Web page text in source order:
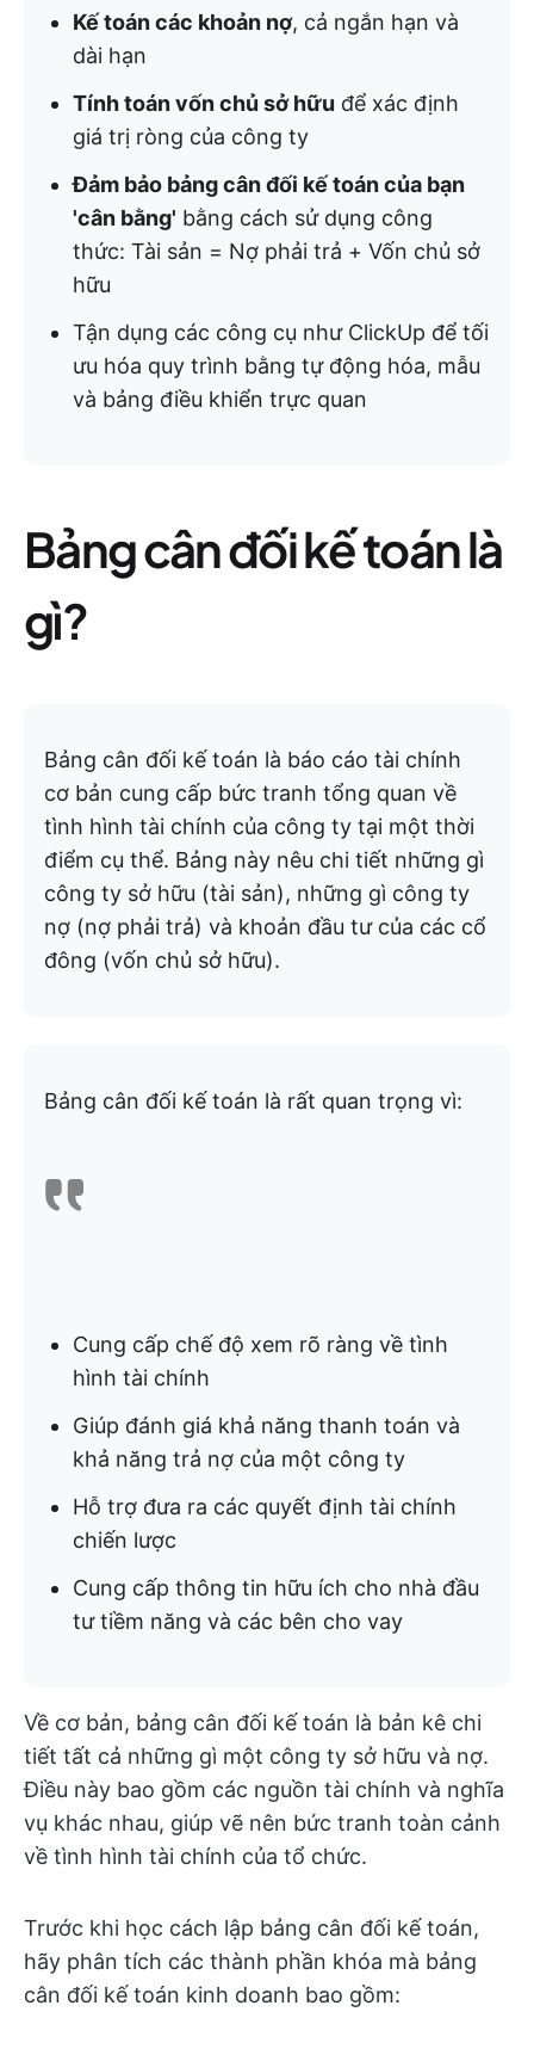
Kế toán các khoản nợ, cả ngắn hạn và
dài hạn
Tính toán vốn chủ sở hữu để xác định
giá trị ròng của công ty
Đảm bảo bảng cân đối kế toán của bạn
'cân bằng' bằng cách sử dụng công
thức: Tài sản = Nợ phải trả + Vốn chủ sở
hữu
Tận dụng các công cụ như ClickUp để tối
ưu hóa quy trình bằng tự động hóa, mẫu
và bảng điều khiển trực quan
Bảng cân đối kế toán là
gì?
Bảng cân đối kế toán là báo cáo tài chính
cơ bản cung cấp bức tranh tổng quan về
tình hình tài chính của công ty tại một thời
điểm cụ thể. Bảng này nêu chi tiết những gì
công ty sở hữu (tài sản), những gì công ty
nợ (nợ phải trả) và khoản đầu tư của các cổ
đông (vốn chủ sở hữu).
Bảng cân đối kế toán là rất quan trọng vì:
Cung cấp chế độ xem rõ ràng về tình
hình tài chính
Giúp đánh giá khả năng thanh toán và
khả năng trả nợ của một công ty
Hỗ trợ đưa ra các quyết định tài chính
chiến lược
Cung cấp thông tin hữu ích cho nhà đầu
tư tiềm năng và các bên cho vay
Về cơ bản, bảng cân đối kế toán là bản kê chi
tiết tất cả những gì một công ty sở hữu và nợ.
Điều này bao gồm các nguồn tài chính và nghĩa
vụ khác nhau, giúp vẽ nên bức tranh toàn cảnh
về tình hình tài chính của tổ chức.
Trước khi học cách lập bảng cân đối kế toán,
hãy phân tích các thành phần khóa mà bảng
cân đối kế toán kinh doanh bao gồm: